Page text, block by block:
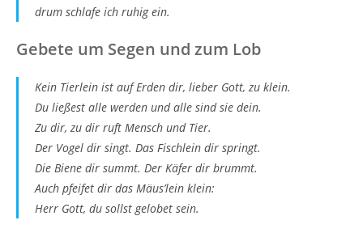
drum schlafe ich ruhig ein.
Gebete um Segen und zum Lob
Kein Tierlein ist auf Erden dir, lieber Gott, zu klein.
Du ließest alle werden und alle sind sie dein.
Zu dir, zu dir ruft Mensch und Tier.
Der Vogel dir singt. Das Fischlein dir springt.
Die Biene dir summt. Der Käfer dir brummt.
Auch pfeifet dir das Mäus’lein klein:
Herr Gott, du sollst gelobet sein.